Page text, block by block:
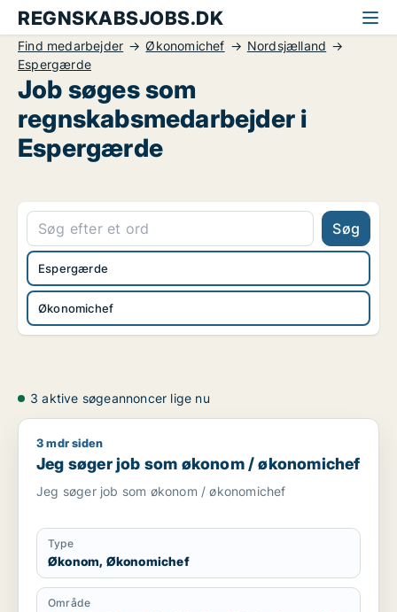
REGNSKABSJOBS.DK
Find medarbejder Økonomichef
Nordsjælland
Espergærde
Job søges som
regnskabsmedarbejder i
Espergærde
Søg
Økonomichef
Espergærde
3 aktive søgeannoncer lige nu
Jeg søger job som økonom / økonomichef
3 mdr siden
Jeg søger job som økonom / økonomichef
Jeg søger job som økonom / økonomichef
Type
Økonom, Økonomichef
Område